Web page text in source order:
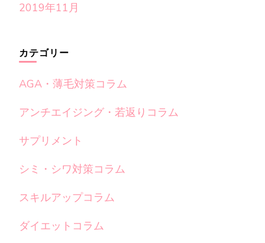
2019年11月
カテゴリー
AGA・薄毛対策コラム
アンチエイジング・若返りコラム
サプリメント
シミ・シワ対策コラム
スキルアップコラム
ダイエットコラム